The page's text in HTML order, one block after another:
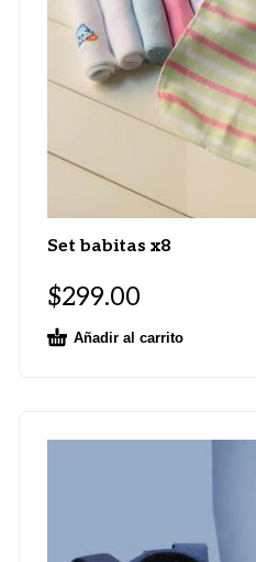
Set babitas x8
$299.00
Añadir al carrito